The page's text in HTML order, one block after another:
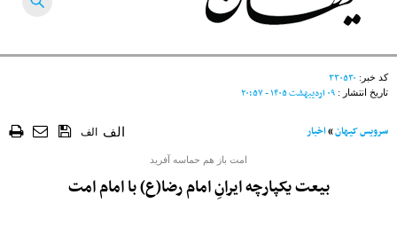
کد خبر: ۳۳۰۵۳۰
تاریخ انتشار : ۰۹ ارديبهشت ۱۴۰۵ - ۲۰:۵۷
سرویس کیهان»اخبار الف الف
امت باز هم حماسه آفرید
بیعت یکپارچه ایرانِ امام رضا(ع) با امام امت